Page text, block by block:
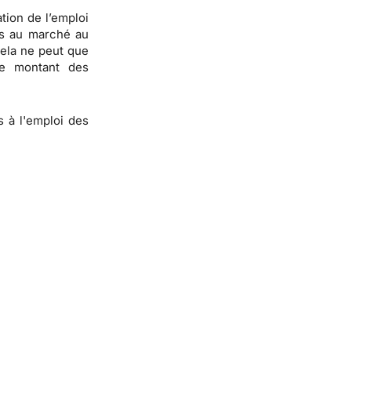
de l’emploi
au marché au
ne peut que
montant des
à l'emploi des